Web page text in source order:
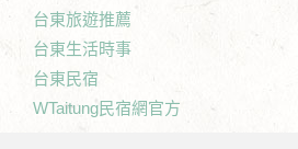
台東旅遊推薦
台東生活時事
台東民宿
WTaitung民宿網官方